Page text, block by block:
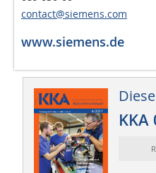
contact@siemens.com
www.siemens.de